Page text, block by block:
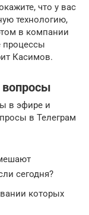
что у вас
технологию,
в компании
процессы
Касимов.
вопросы
в эфире и
в Телеграм
сегодня?
которых